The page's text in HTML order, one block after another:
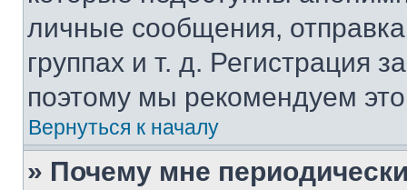
личные сообщения,
группах и т. д. Регистрация
поэтому мы рекомендуем
Вернуться к началу
» Почему мне